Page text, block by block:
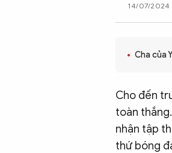
14/07/2024
Cha của
Cho đến
toàn
nhận tập
thứ bóng